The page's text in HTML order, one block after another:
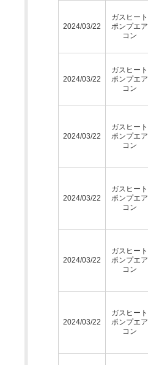
2024/03/22
ガスヒート
ポンプエア
コン
2024/03/22
ガスヒート
ポンプエア
コン
2024/03/22
ガスヒート
ポンプエア
コン
2024/03/22
ガスヒート
ポンプエア
コン
2024/03/22
ガスヒート
ポンプエア
コン
2024/03/22
ガスヒート
ポンプエア
コン